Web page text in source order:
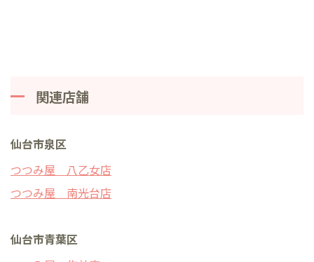
関連店舗
仙台市泉区
つつみ屋 八乙女店
つつみ屋 南光台店
仙台市青葉区